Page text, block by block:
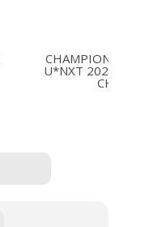
CHAMPIONNATS
U*NXT 2026 16-